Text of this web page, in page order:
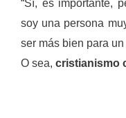
“Sí, es importante,
soy una persona
ser más bien para
O sea, cristianismo